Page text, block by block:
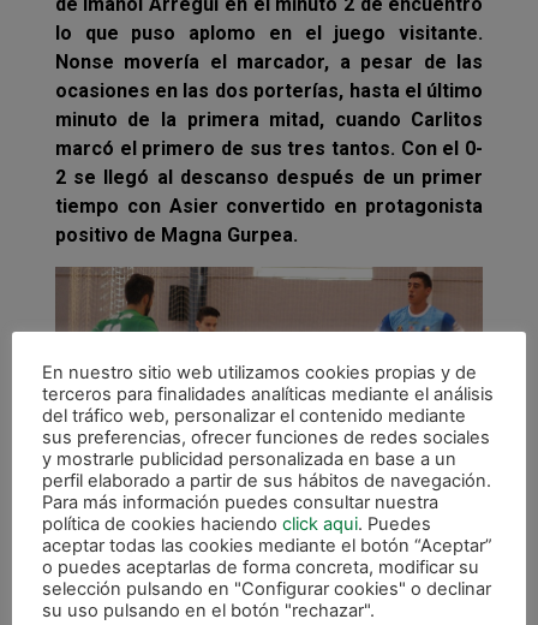
lo que puso aplomo en el juego visitante.
Nonse movería el marcador, a pesar de las
ocasiones en las dos porterías, hasta el último
minuto de la primera mitad, cuando Carlitos
marcó el primero de sus tres tantos. Con el 0-
2 se llegó al descanso después de un primer
tiempo con Asier convertido en protagonista
positivo de Magna Gurpea.
Peñíscola FS salió con mucha fuerza en la
segunda mitad para intentar la remontada ante
En nuestro sitio web utilizamos cookies propias y de
terceros para finalidades analíticas mediante el análisis
del tráfico web, personalizar el contenido mediante
sus preferencias, ofrecer funciones de redes sociales
y mostrarle publicidad personalizada en base a un
perfil elaborado a partir de sus hábitos de navegación.
Para más información puedes consultar nuestra
política de cookies haciendo click aqui. Puedes
aceptar todas las cookies mediante el botón “Aceptar”
o puedes aceptarlas de forma concreta, modificar su
selección pulsando en "Configurar cookies" o declinar
su uso pulsando en el botón "rechazar".